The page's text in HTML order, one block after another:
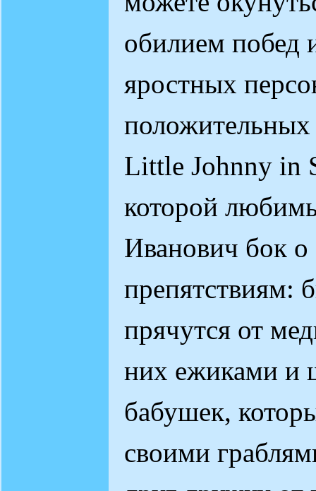
обилием побед
яростных
положительных
Little Johnny in
которой
Иванович бок о
препятствиям:
прячутся от
них ежиками и
бабушек,
своими